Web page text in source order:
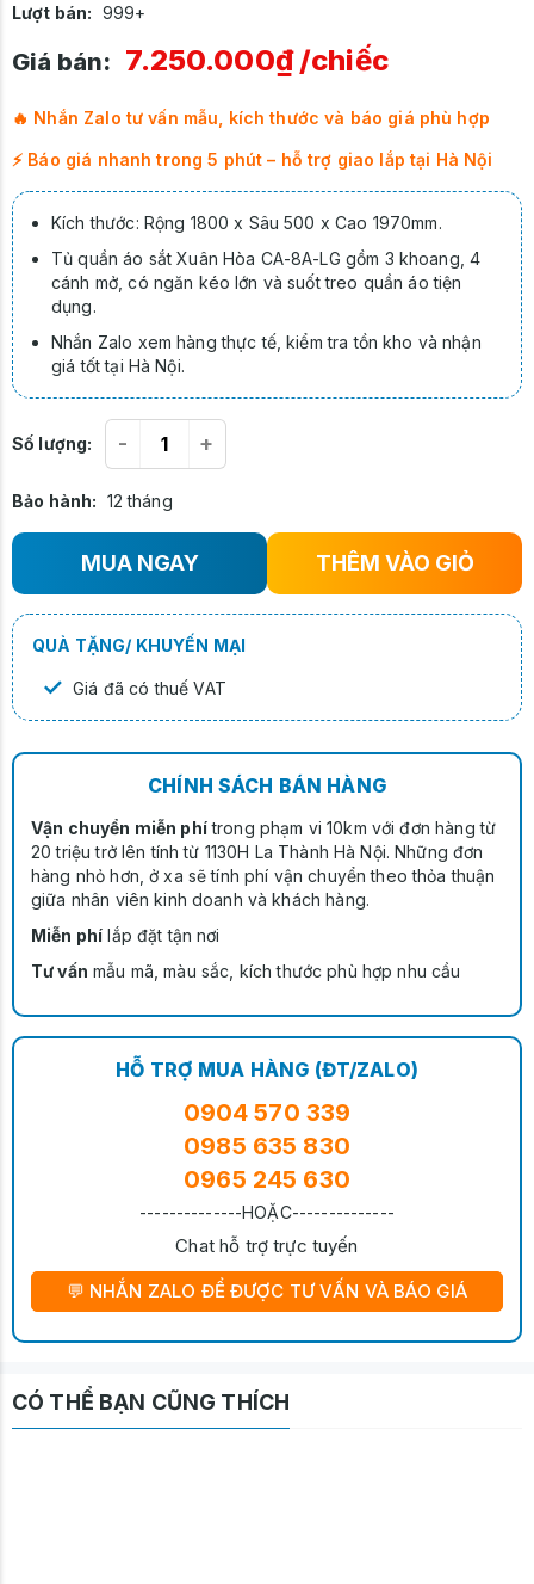
Lượt bán: 999+
Giá bán: 7.250.000₫/chiếc
🔥 Nhắn Zalo tư vấn mẫu, kích thước và báo giá phù hợp
⚡ Báo giá nhanh trong 5 phút – hỗ trợ giao lắp tại Hà Nội
Kích thước: Rộng 1800 x Sâu 500 x Cao 1970mm.
Tủ quần áo sắt Xuân Hòa CA-8A-LG gồm 3 khoang, 4
cánh mở, có ngăn kéo lớn và suốt treo quần áo tiện
dụng.
Nhắn Zalo xem hàng thực tế, kiểm tra tồn kho và nhận
giá tốt tại Hà Nội.
Số lượng: - +
Bảo hành: 12 tháng
MUA NGAY THÊM VÀO GIỎ
QUÀ TẶNG/ KHUYẾN MẠI
✓ Giá đã có thuế VAT
CHÍNH SÁCH BÁN HÀNG
Vận chuyển miễn phítrong phạm vi 10km với đơn hàng từ
20 triệu trở lên tính từ 1130H La Thành Hà Nội. Những đơn
hàng nhỏ hơn, ở xa sẽ tính phí vận chuyển theo thỏa thuận
giữa nhân viên kinh doanh và khách hàng.
Miễn phí lắp đặt tận nơi
Tư vấn mẫu mã, màu sắc, kích thước phù hợp nhu cầu
HỖ TRỢ MUA HÀNG (ĐT/ZALO)
0904 570 339
0985 635 830
0965 245 630
--------------HOẶC--------------
Chat hỗ trợ trực tuyến
💬 NHẮN ZALO ĐỂ ĐƯỢC TƯ VẤN VÀ BÁO GIÁ
CÓ THỂ BẠN CŨNG THÍCH